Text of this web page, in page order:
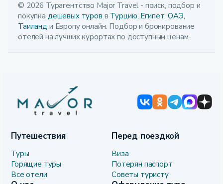
© 2026 Турагентство Major Travel - поиск, подбор и
покупка дешевых туров в Турцию, Египет, ОАЭ,
Таиланд и Европу онлайн. Подбор и бронирование
отелей на лучших курортах по доступным ценам.
Путешествия
Туры
Горящие туры
Все отели
Перед поездкой
Виза
Потерян паспорт
Советы туристу